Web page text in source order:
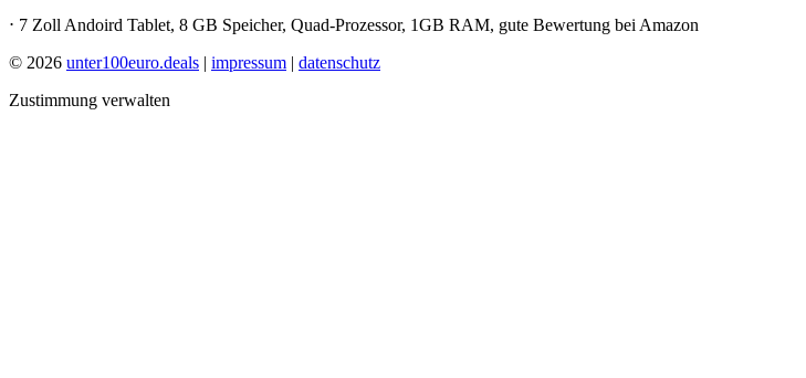
⋅ 7 Zoll Andoird Tablet, 8 GB Speicher, Quad-Prozessor, 1GB RAM, gute Bewertung bei Amazon
© 2026 unter100euro.deals | impressum | datenschutz
Zustimmung verwalten